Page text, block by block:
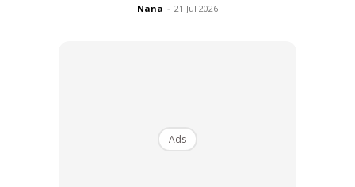
Nana - 21 Jul 2026
Ads